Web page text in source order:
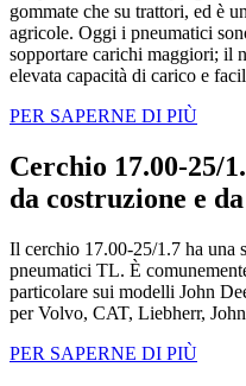
gommate che su trattori, ed è
agricole. Oggi i pneumatici
sopportare carichi maggiori; il
elevata capacità di carico e
PER SAPERNE DI PIÙ
Cerchio 17.00-25/
da costruzione e
Il cerchio 17.00-25/1.7 ha una
pneumatici TL. È
particolare sui modelli John
per Volvo, CAT, Liebherr,
PER SAPERNE DI PIÙ